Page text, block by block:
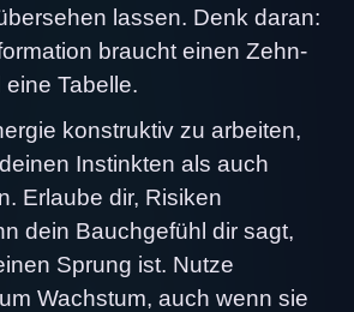
lassen. Denk daran:
braucht einen Zehn-
Tabelle.
konstruktiv zu arbeiten,
Instinkten als auch
Erlaube dir, Risiken
dein Bauchgefühl dir sagt,
Sprung ist. Nutze
Wachstum, auch wenn sie